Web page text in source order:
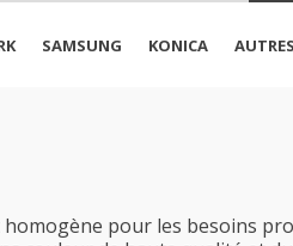
SAMSUNG KONICA
pour les besoins